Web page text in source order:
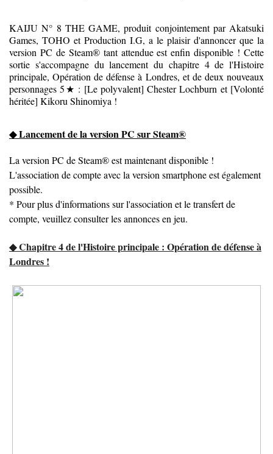
KAIJU N° 8 THE GAME, produit conjointement par Akatsuki
Games, TOHO et Production I.G, a le plaisir d'annoncer que la
version PC de Steam® tant attendue est enfin disponible ! Cette
sortie s'accompagne du lancement du chapitre 4 de l'Histoire
principale, Opération de défense à Londres, et de deux nouveaux
personnages 5★ : [Le polyvalent] Chester Lochburn et [Volonté
héritée] Kikoru Shinomiya !
◆ Lancement de la version PC sur Steam®
La version PC de Steam® est maintenant disponible !
L'association de compte avec la version smartphone est également
possible.
* Pour plus d'informations sur l'association et le transfert de
compte, veuillez consulter les annonces en jeu.
◆ Chapitre 4 de l'Histoire principale : Opération de défense à
Londres !